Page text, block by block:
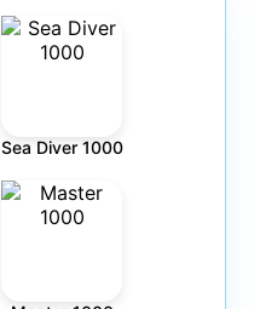
Sea Diver 1000